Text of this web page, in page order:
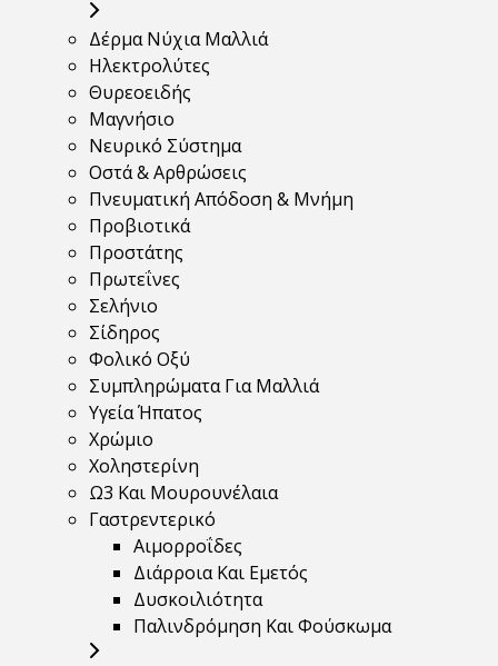
Δέρμα Νύχια Μαλλιά
Ηλεκτρολύτες
Θυρεοειδής
Μαγνήσιο
Νευρικό Σύστημα
Οστά & Αρθρώσεις
Πνευματική Απόδοση & Μνήμη
Προβιοτικά
Προστάτης
Πρωτεΐνες
Σελήνιο
Σίδηρος
Φολικό Οξύ
Συμπληρώματα Για Μαλλιά
Υγεία Ήπατος
Χρώμιο
Χοληστερίνη
Ω3 Και Μουρουνέλαια
Γαστρεντερικό
Αιμορροΐδες
Διάρροια Και Εμετός
Δυσκοιλιότητα
Παλινδρόμηση Και Φούσκωμα